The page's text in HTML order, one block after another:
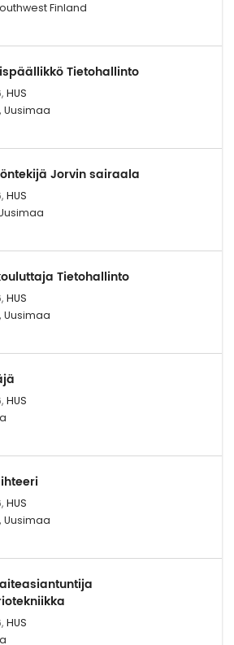
Finland
Tietohallinto
HUS
Uusimaa
Jorvin sairaala
HUS
Tietohallinto
HUS
Uusimaa
HUS
HUS
Uusimaa
HUS